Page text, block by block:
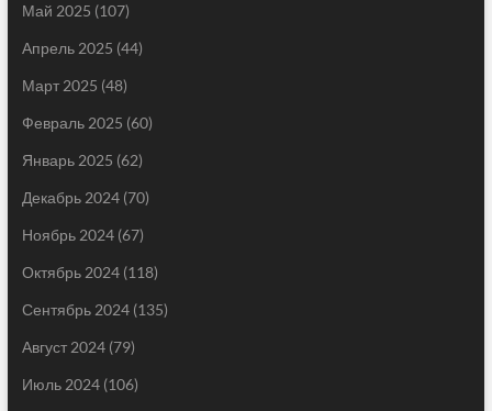
Май 2025 (107)
Апрель 2025 (44)
Март 2025 (48)
Февраль 2025 (60)
Январь 2025 (62)
Декабрь 2024(70)
Ноябрь 2024(67)
Октябрь 2024(118)
Сентябрь 2024(135)
Август 2024(79)
Июль 2024(106)